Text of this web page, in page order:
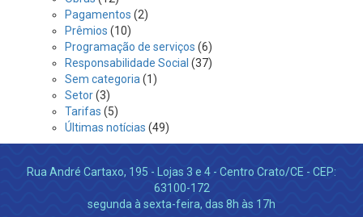
Pagamentos (2)
Prêmios (10)
Programação de serviços (6)
Responsabilidade Social (37)
Sem categoria (1)
Setor(3)
Tarifas (5)
Últimas notícias (49)
Rua André Cartaxo, 195 - Lojas 3 e 4 - Centro Crato/CE - CEP:
63100-172
segunda à sexta-feira, das 8h às 17h